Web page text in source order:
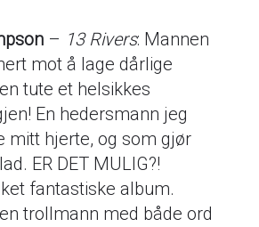
– 13 Rivers: Mannen
mot å lage dårlige
tute et helsikkes
En hedersmann jeg
mitt hjerte, og som gjør
ER DET MULIG?!
fantastiske album.
trollmann med både ord